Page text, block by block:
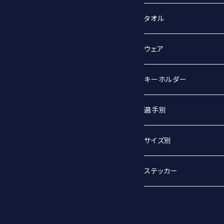
タオル
スポーツタオル
マフラータオル
ウェア
Tシャツ
Tシャツ（オーバーサイズ）
ベースボールシャツ
選手別
キーホルダー
丸アクキー
ユニフォームアクキー
選手別
#2 宮坂侑選手
#9 ジグマルス・ライモ選
サイズ別
Sサイズ
ステッカー